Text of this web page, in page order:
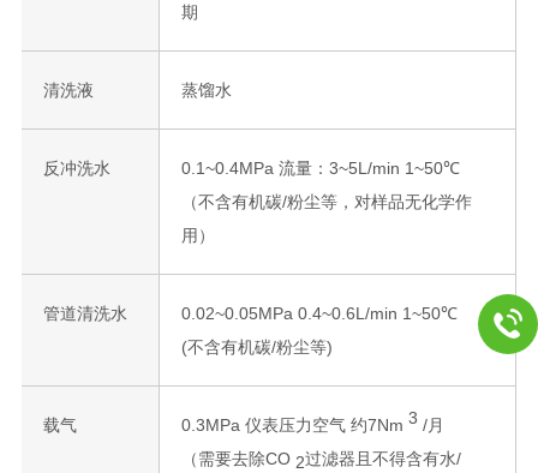
期
清洗液 蒸馏水
反冲洗水
0.1~0.4MPa 流量：3~5L/min 1~50℃
（不含有机碳/粉尘等，对样品无化学作
用）
管道清洗水
0.02~0.05MPa 0.4~0.6L/min 1~50℃
(不含有机碳/粉尘等)
载气 0.3MPa 仪表压力空气 约7Nm 3 /月
（需要去除CO 2过滤器且不得含有水/